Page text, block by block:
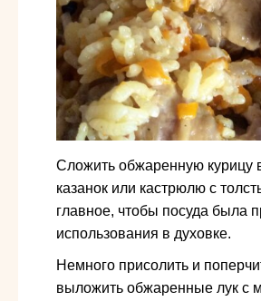
Сложить обжаренную курицу
казанок или кастрюлю с
главное, чтобы посуда была
использования в духовке.
Немного присолить и
выложить обжаренные лук с